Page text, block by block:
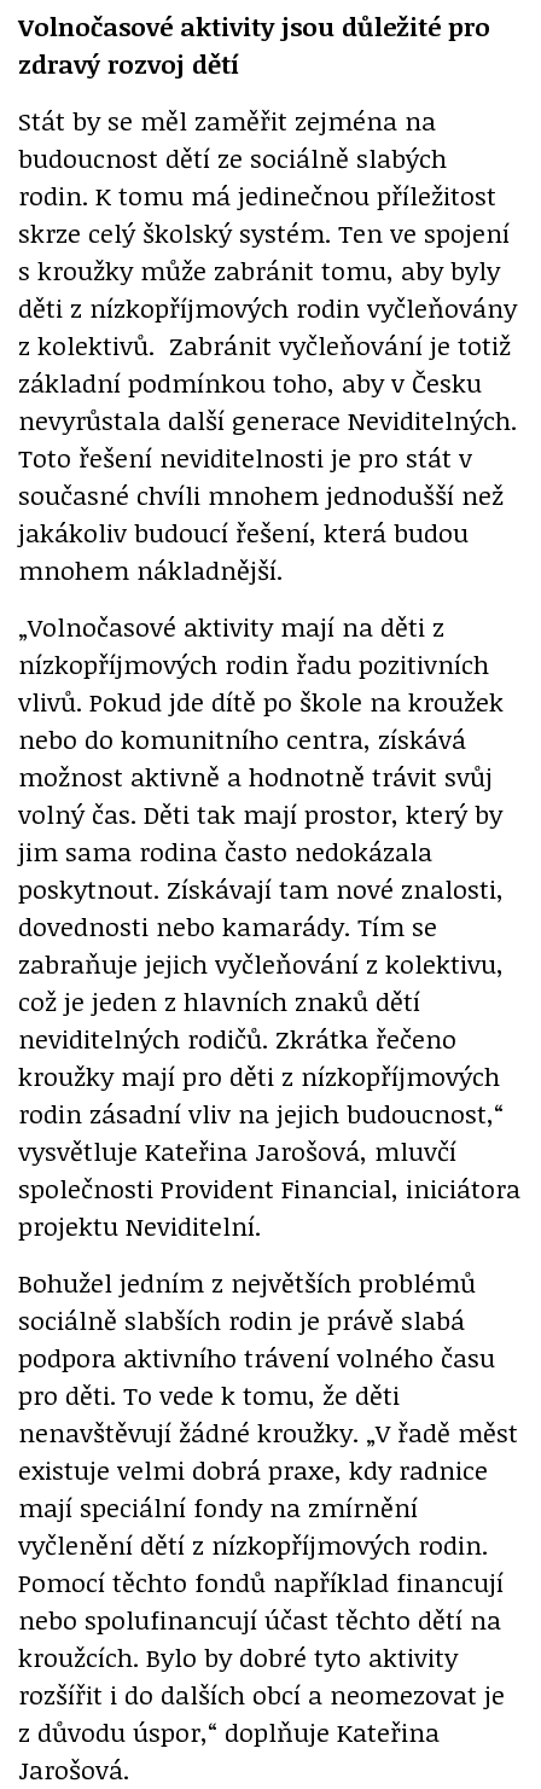
Volnočasové aktivity jsou důležité pro
zdravý rozvoj dětí
Stát by se měl zaměřit zejména na
budoucnost dětí ze sociálně slabých
rodin. K tomu má jedinečnou příležitost
skrze celý školský systém. Ten ve spojení
s kroužky může zabránit tomu, aby byly
děti z nízkopříjmových rodin vyčleňovány
z kolektivů. Zabránit vyčleňování je totiž
základní podmínkou toho, aby v Česku
nevyrůstala další generace Neviditelných.
Toto řešení neviditelnosti je pro stát v
současné chvíli mnohem jednodušší než
jakákoliv budoucí řešení, která budou
mnohem nákladnější.
„Volnočasové aktivity mají na děti z
nízkopříjmových rodin řadu pozitivních
vlivů. Pokud jde dítě po škole na kroužek
nebo do komunitního centra, získává
možnost aktivně a hodnotně trávit svůj
volný čas. Děti tak mají prostor, který by
jim sama rodina často nedokázala
poskytnout. Získávají tam nové znalosti,
dovednosti nebo kamarády. Tím se
zabraňuje jejich vyčleňování z kolektivu,
což je jeden z hlavních znaků dětí
neviditelných rodičů. Zkrátka řečeno
kroužky mají pro děti z nízkopříjmových
rodin zásadní vliv na jejich budoucnost,“
vysvětluje Kateřina Jarošová, mluvčí
společnosti Provident Financial, iniciátora
projektu Neviditelní.
Bohužel jedním z největších problémů
sociálně slabších rodin je právě slabá
podpora aktivního trávení volného času
pro děti. To vede k tomu, že děti
nenavštěvují žádné kroužky. „V řadě měst
existuje velmi dobrá praxe, kdy radnice
mají speciální fondy na zmírnění
vyčlenění dětí z nízkopříjmových rodin.
Pomocí těchto fondů například financují
nebo spolufinancují účast těchto dětí na
kroužcích. Bylo by dobré tyto aktivity
rozšířit i do dalších obcí a neomezovat je
z důvodu úspor,“ doplňuje Kateřina
Jarošová.